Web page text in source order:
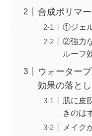
合成ポリマ
①ジェ
②強力
ルーフ
ウォーター
効果の落と
肌に皮
きのは
メイク